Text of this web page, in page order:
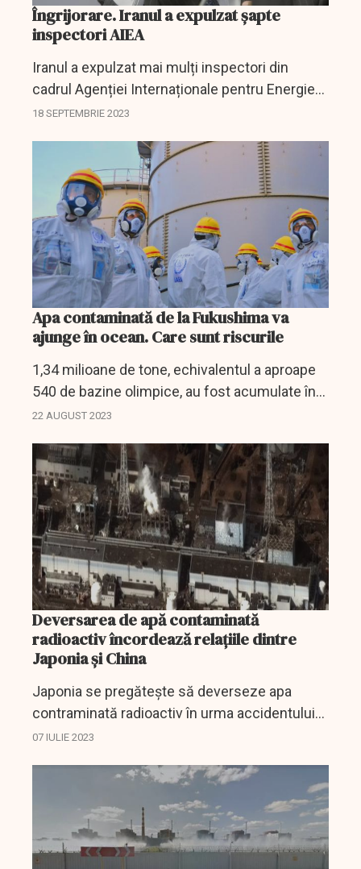
Îngrijorare. Iranul a expulzat șapte
inspectori AIEA
Iranul a expulzat mai mulți inspectori din
cadrul Agenției Internaționale pentru Energie
Atomică, la câteva zile după ce a mai expulzat
18 SEPTEMBRIE 2023
Apa contaminată de la Fukushima va
ajunge în ocean. Care sunt riscurile
1,34 milioane de tone, echivalentul a aproape
540 de bazine olimpice, au fost acumulate în
peste o mie de rezervoare gigantice de pe
22 AUGUST 2023
Deversarea de apă contaminată
radioactiv încordează relațiile dintre
Japonia și China
Japonia se pregătește să deverseze apa
contraminată radioactiv în urma accidentului
nuclear de la Fukushima din anul 2011.
07 IULIE 2023